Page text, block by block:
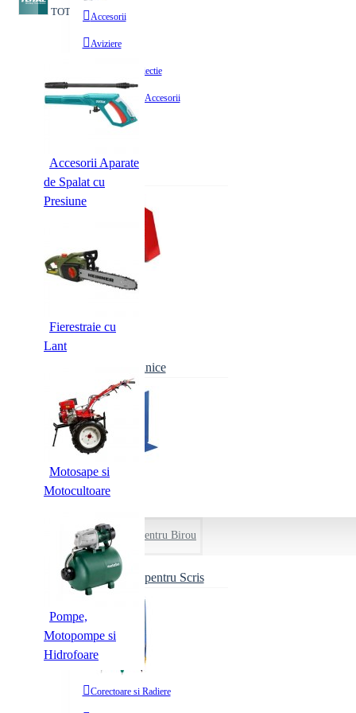
Alte Tipizate
Chitante
CMR-uri
Role Plotter si Copiator
Role Copiator
Role Plotter
Plicuri
Albe
Antisoc
Cu Burduf
Accesorii
Aviziere
Ecrane de Proiectie
Flipcharturi si Accesorii
Vezi tot
Bibliorafturi
Bibliorafturi
Caiete Mecanice
Caiete
Dosare din Carton
cu Sina
Incopciate
Accesorii pentru Birou
Instrumente pentru Scris
Corectoare si Radiere
TOTAL
Accesorii Aparate
de Spalat cu
Presiune
Fierestraie cu
Lant
Motosape si
Motocultoare
Pompe,
Motopompe si
Hidrofoare